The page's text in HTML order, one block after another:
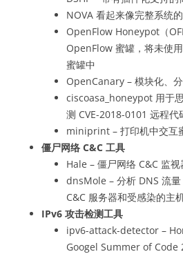
NOVA 看起来像完整系统
OpenFlow Honeypot（
OpenFlow 蜜罐，将未使
蜜罐中
OpenCanary – 模块化、
ciscoasa_honeypot 用于
测 CVE-2018-0101 远程代
miniprint – 打印机中交互
僵尸网络 C&C 工具
Hale – 僵尸网络 C&C 监视
dnsMole – 分析 DNS 流
C&C 服务器和受感染的主
IPv6 攻击检测工具
ipv6-attack-detector –
Googel Summer of Code